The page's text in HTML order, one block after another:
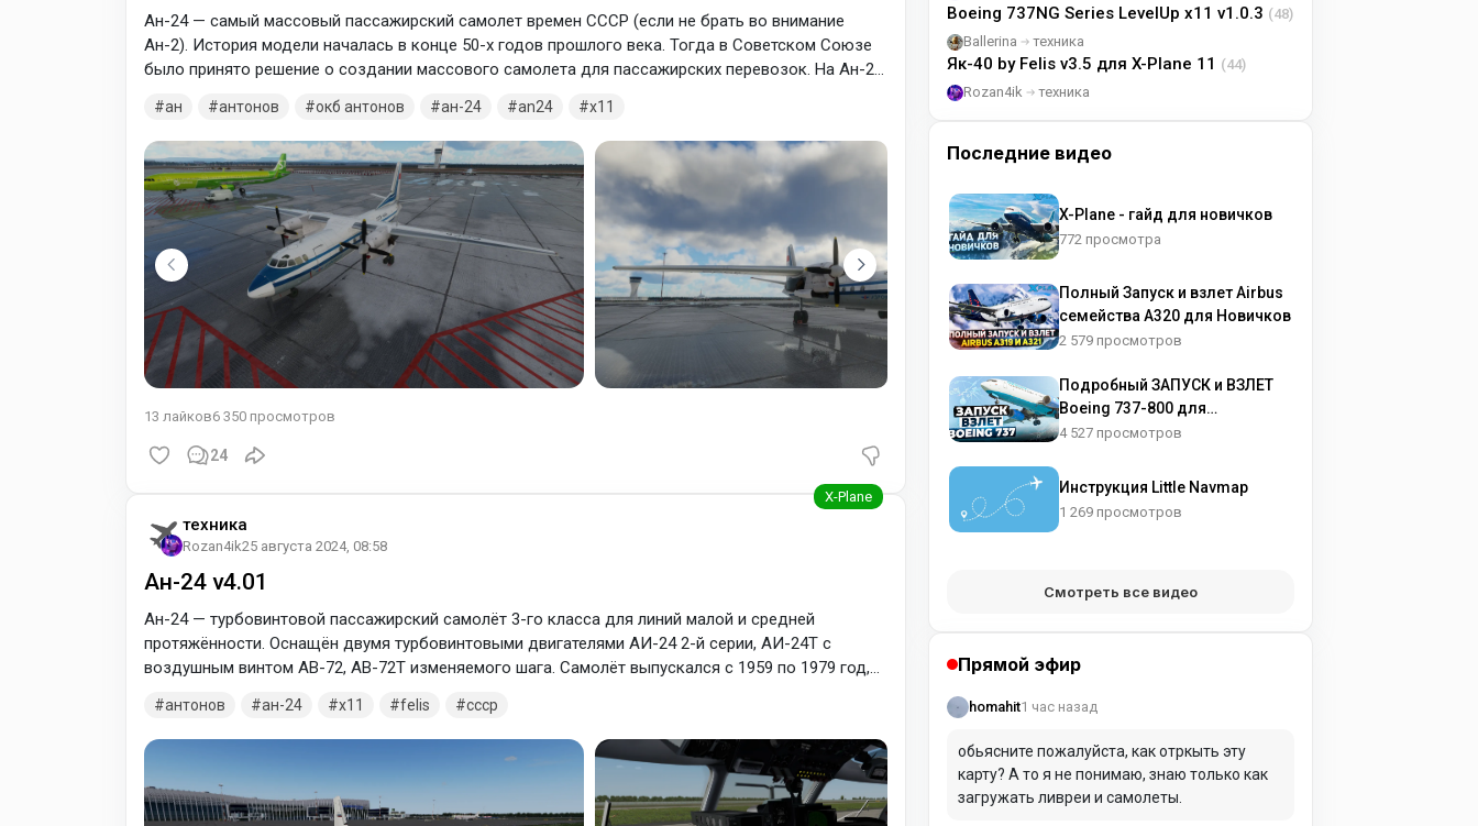
Ан-24 — самый массовый пассажирский самолет времен СССР (если не брать во внимание
Ан-2). История модели началась в конце 50-х годов прошлого века. Тогда в Советском Союзе
было принято решение о создании массового самолета для пассажирских перевозок. На Ан-24,
эффективнее тех, что использовались ранее. Она может обогревать стабилизатор и крылья. Из-
за новизны данной системы возникли некоторые сложности с массовым
ан антонов окб антонов ан-24 an24 x11
13 лайков6 350 просмотров
24
техника
Rozan4ik25 августа 2024, 08:58
Ан-24 v4.01
Ан-24 — турбовинтовой пассажирский самолёт 3-го класса для линий малой и средней
протяжённости. Оснащён двумя турбовинтовыми двигателями АИ-24 2-й серии, АИ-24Т с
воздушным винтом АВ-72, АВ-72Т изменяемого шага. Самолёт выпускался с 1959 по 1979 год,
антонов ан-24 x11 felis ссср
Boeing 737NG Series LevelUp x11 v1.0.3 (48)
Ballerina
техника
Як-40 by Felis v3.5 для X-Plane 11 (44)
Rozan4ik
техника
Последние видео
X-Plane - гайд для новичков
772 просмотра
Полный Запуск и взлет Airbus
семейства A320 для Новичков
2 579 просмотров
Подробный ЗАПУСК и ВЗЛЕТ
Boeing 737-800 для
НОВИЧКОВ
4 527 просмотров
Инструкция Little Navmap
1 269 просмотров
Смотреть все видео
Прямой эфир
homahit1 час назад
обьясните пожалуйста, как отркыть эту
карту? А то я не понимаю, знаю только как
загружать ливреи и самолеты.